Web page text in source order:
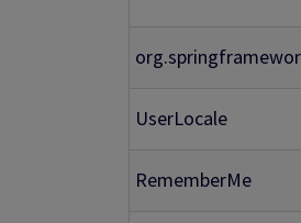
UserLocale
RememberMe